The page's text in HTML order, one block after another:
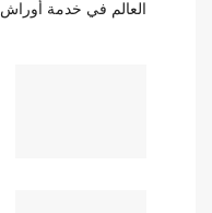
العالم في خدمة أوراش 2030”